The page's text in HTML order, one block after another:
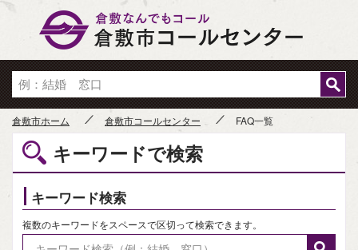
倉敷市ホーム 倉敷市コールセンター FAQ一覧
キーワードで検索
キーワード検索
複数のキーワードをスペースで区切って検索できます。